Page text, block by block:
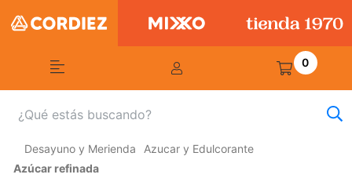
0
Desayuno y Merienda
Azucar y Edulcorante
Azúcar refinada